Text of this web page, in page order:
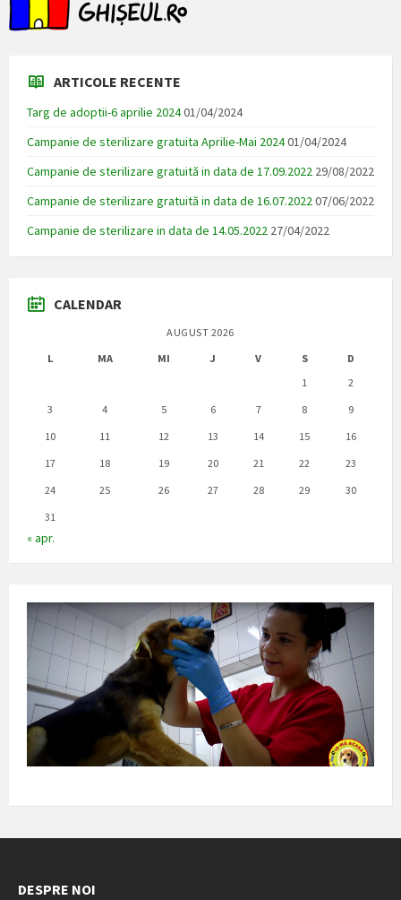
ARTICOLE RECENTE
Targ de adoptii-6 aprilie 202401/04/2024
Campanie de sterilizare gratuita Aprilie-Mai 202401/04/2024
Campanie de sterilizare gratuită in data de 17.09.2022 29/08/2022
Campanie de sterilizare gratuită in data de 16.07.202207/06/2022
Campanie de sterilizare in data de 14.05.2022 27/04/2022
CALENDAR
AUGUST 2026
L
MA MI J V S
D
1
2
3
4 5 6 7 8
9
10
11 12 13 14 15
16
17
18 19 20 21 22
23
24
25 26 27 28 29
30
31
« apr.
DESPRE NOI